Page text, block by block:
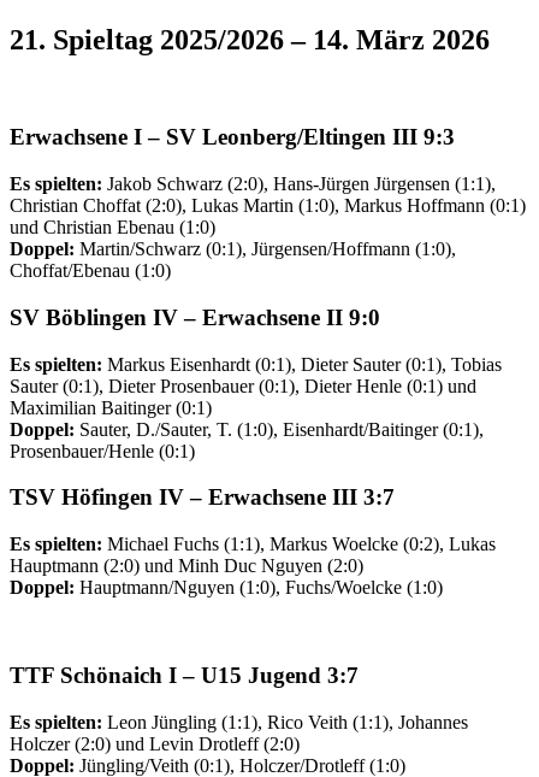
21. Spieltag 2025/2026 – 14. März 2026
Erwachsene I– SV Leonberg/Eltingen III 9:3
Es spielten: Jakob Schwarz (2:0), Hans-Jürgen Jürgensen (1:1),
Christian Choffat (2:0), Lukas Martin (1:0), Markus Hoffmann (0:1)
und Christian Ebenau (1:0)
Doppel: Martin/Schwarz (0:1), Jürgensen/Hoffmann (1:0),
Choffat/Ebenau (1:0)
SV Böblingen IV – Erwachsene II 9:0
Es spielten: Markus Eisenhardt (0:1), Dieter Sauter (0:1), Tobias
Sauter (0:1), Dieter Prosenbauer (0:1), Dieter Henle (0:1) und
Maximilian Baitinger (0:1)
Doppel: Sauter, D./Sauter, T. (1:0), Eisenhardt/Baitinger (0:1),
Prosenbauer/Henle (0:1)
TSV Höfingen IV – Erwachsene III 3:7
Es spielten: Michael Fuchs (1:1), Markus Woelcke (0:2), Lukas
Hauptmann (2:0) und Minh Duc Nguyen (2:0)
Doppel: Hauptmann/Nguyen (1:0), Fuchs/Woelcke (1:0)
TTF Schönaich I – U15 Jugend 3:7
Es spielten: Leon Jüngling (1:1), Rico Veith (1:1), Johannes
Holczer (2:0) und Levin Drotleff (2:0)
Doppel: Jüngling/Veith (0:1), Holczer/Drotleff (1:0)